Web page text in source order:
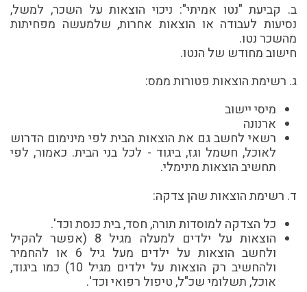
ב. קביעת "נטו אמיתי": ניכוי הוצאות על השכר, למשל,
נסיעות לעבודה או הוצאות אחרות, שלמעשה מפחיתות
מהשכר נטו.
חישוב מחודש של הנטו.
ג. רשימת הוצאות פטורות ממס:
מיסי יישוב
ארנונה
רשאי לחשב גם את הוצאות הבית לפי מינימום הדרוש
לאוכל, חשמל וגז, ביגוד - לכל בני הבית. כאמור, לפי
תחשיב הוצאות מינימלי.
ד. רשימת הוצאות שהן צדקה:
כל הצדקה למוסדות תורה, חסד, בית כנסת וכד'.
הוצאות על ילדים למעלה מגיל 8 (אפשר להקיל
ולחשב הוצאות על ילדים מעל גיל 6 או להחמיר
ולהחשיב רק הוצאות על ילדים מגיל 10) כמו ביגוד,
אוכל, תשלומי שכ"ל, טיפול רפואי וכד'.